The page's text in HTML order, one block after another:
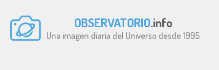
OBSERVATORIO.info
Una imagen diaria del Universo desde 1995